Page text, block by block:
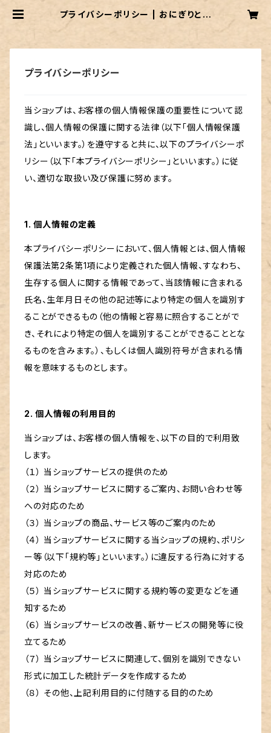
プライバシーポリシー | おにぎりとオ
プライバシーポリシー
当ショップは、お客様の個人情報保護の重要性について認
識し、個人情報の保護に関する法律（以下「個人情報保護
法」といいます。）を遵守すると共に、以下のプライバシーポ
リシー（以下「本プライバシーポリシー」といいます。）に従
い、適切な取扱い及び保護に努めます。
1. 個人情報の定義
本プライバシーポリシーにおいて、個人情報とは、個人情報
保護法第2条第1項により定義された個人情報、すなわち、
生存する個人に関する情報であって、当該情報に含まれる
氏名、生年月日その他の記述等により特定の個人を識別す
ることができるもの（他の情報と容易に照合することがで
き、それにより特定の個人を識別することができることとな
るものを含みます。）、もしくは個人識別符号が含まれる情
報を意味するものとします。
2. 個人情報の利用目的
当ショップは、お客様の個人情報を、以下の目的で利用致
します。
（１） 当ショップサービスの提供のため
（２） 当ショップサービスに関するご案内、お問い合わせ等
への対応のため
（３） 当ショップの商品、サービス等のご案内のため
（４） 当ショップサービスに関する当ショップの規約、ポリシ
ー等（以下「規約等」といいます。）に違反する行為に対する
対応のため
（５） 当ショップサービスに関する規約等の変更などを通
知するため
（６） 当ショップサービスの改善、新サービスの開発等に役
立てるため
（７） 当ショップサービスに関連して、個別を識別できない
形式に加工した統計データを作成するため
（８） その他、上記利用目的に付随する目的のため